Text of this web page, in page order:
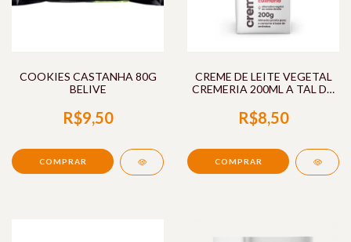
COOKIES CASTANHA 80G
BELIVE
R$9,50
CREME DE LEITE VEGETAL
CREMERIA 200ML A TAL DA
R$8,50